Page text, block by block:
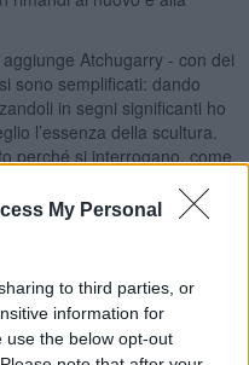
My Personal
to third parties, or
information for
use the below opt-out
Atchugarry - con dei
sono semplificati: dando
in segni significanti ho
l’essenza della scultura.
perché si interrogano, come
misterioso, come quello
segreto che solo lo
più duraturo, come la
: perdere la sua forza
paesaggio e la natura.